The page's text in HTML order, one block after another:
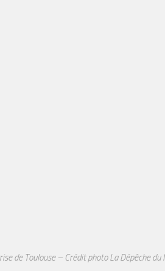
de Toulouse – Crédit photo La Dépêche du